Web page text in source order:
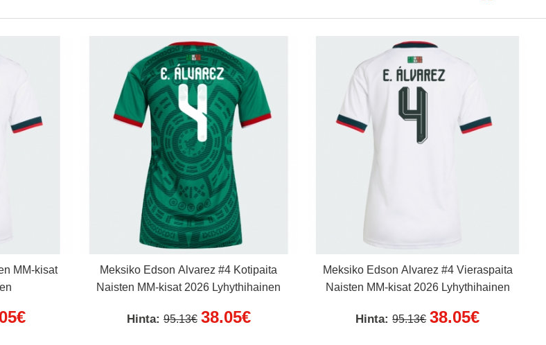
MM-kisat
Meksiko Edson Alvarez #4 Kotipaita
Naisten MM-kisat 2026 Lyhythihainen
Hinta: 95.13€ 38.05€
Meksiko Edson Alvarez #4 Vieraspaita
Naisten MM-kisat 2026 Lyhythihainen
Hinta:95.13€ 38.05€